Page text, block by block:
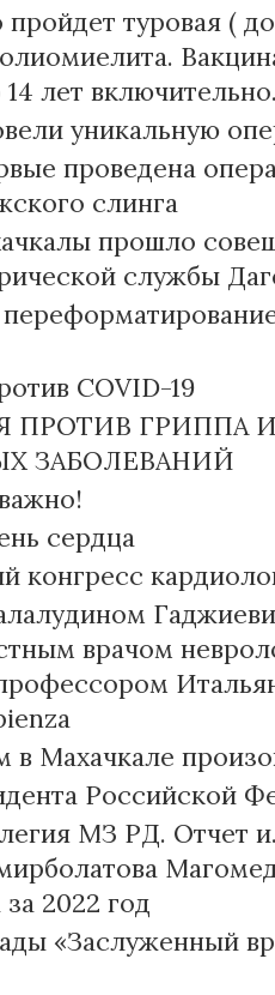
туровая (
лет
уникальную
проведена
слинга
прошло
службы
COVID-19
ПРОТИВ ГРИППА
ЗАБОЛЕВАНИЙ
сердца
конгресс
врачом
в Махачкале
Российской
МЗ РД. Отчет
2022 год
«Заслуженный